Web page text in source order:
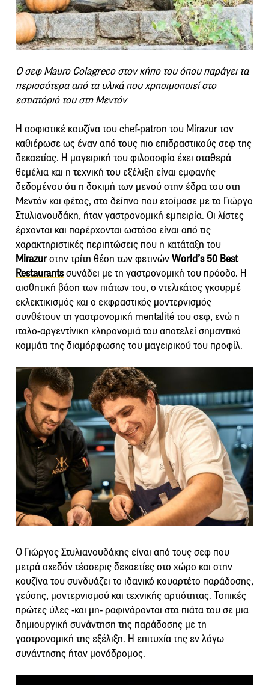
Ο σεφ Mauro Colagreco στον κήπο του όπου παράγει τα
περισσότερα από τα υλικά που χρησιμοποιεί στο
εστιατόριό του στη Μεντόν
Η σοφιστικέ κουζίνα του chef-patron του Mirazur τον
καθιέρωσε ως έναν από τους πιο επιδραστικούς σεφ της
δεκαετίας. Η μαγειρική του φιλοσοφία έχει σταθερά
θεμέλια και η τεχνική του εξέλιξη είναι εμφανής
δεδομένου ότι η δοκιμή των μενού στην έδρα του στη
Μεντόν και φέτος, στο δείπνο που ετοίμασε με το Γιώργο
Στυλιανουδάκη, ήταν γαστρονομική εμπειρία. Οι λίστες
έρχονται και παρέρχονται ωστόσο είναι από τις
χαρακτηριστικές περιπτώσεις που η κατάταξη του
Mirazurστην τρίτη θέση των φετινώνWorld’s 50 Best
Restaurantsσυνάδει με τη γαστρονομική του πρόοδο. Η
αισθητική βάση των πιάτων του, ο ντελικάτος γκουρμέ
εκλεκτικισμός και ο εκφραστικός μοντερνισμός
συνθέτουν τη γαστρονομική mentalité του σεφ, ενώ η
ιταλο-αργεντίνικη κληρονομιά του αποτελεί σημαντικό
κομμάτι της διαμόρφωσης του μαγειρικού του προφίλ.
Ο Γιώργος Στυλιανουδάκης είναι από τους σεφ που
μετρά σχεδόν τέσσερις δεκαετίες στο χώρο και στην
κουζίνα του συνδυάζει το ιδανικό κουαρτέτο παράδοσης,
γεύσης, μοντερνισμού και τεχνικής αρτιότητας. Τοπικές
πρώτες ύλες -και μη- ραφινάρονται στα πιάτα του σε μια
δημιουργική συνάντηση της παράδοσης με τη
γαστρονομική της εξέλιξη. Η επιτυχία της εν λόγω
συνάντησης ήταν μονόδρομος.